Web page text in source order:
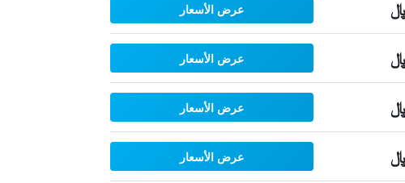
عرض الأسعار
عرض الأسعار
عرض الأسعار
عرض الأسعار